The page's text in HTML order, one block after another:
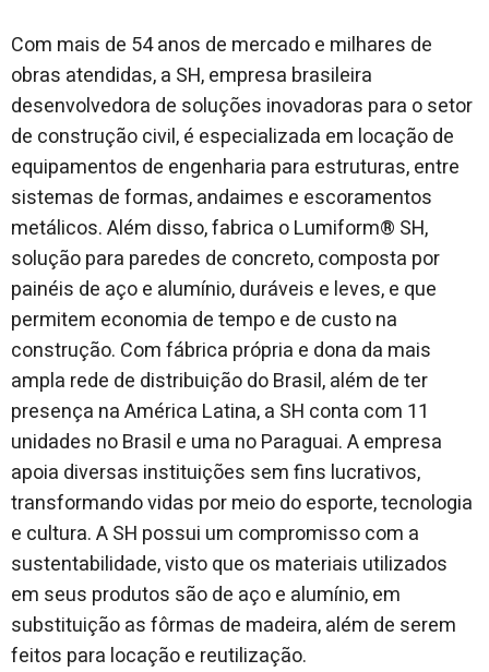
Com mais de 54 anos de mercado e milhares de
obras atendidas, a SH, empresa brasileira
desenvolvedora de soluções inovadoras para o setor
de construção civil, é especializada em locação de
equipamentos de engenharia para estruturas, entre
sistemas de formas, andaimes e escoramentos
metálicos. Além disso, fabrica o Lumiform® SH,
solução para paredes de concreto, composta por
painéis de aço e alumínio, duráveis e leves, e que
permitem economia de tempo e de custo na
construção. Com fábrica própria e dona da mais
ampla rede de distribuição do Brasil, além de ter
presença na América Latina, a SH conta com 11
unidades no Brasil e uma no Paraguai. A empresa
apoia diversas instituições sem fins lucrativos,
transformando vidas por meio do esporte, tecnologia
e cultura. A SH possui um compromisso com a
sustentabilidade, visto que os materiais utilizados
em seus produtos são de aço e alumínio, em
substituição as fôrmas de madeira, além de serem
feitos para locação e reutilização.